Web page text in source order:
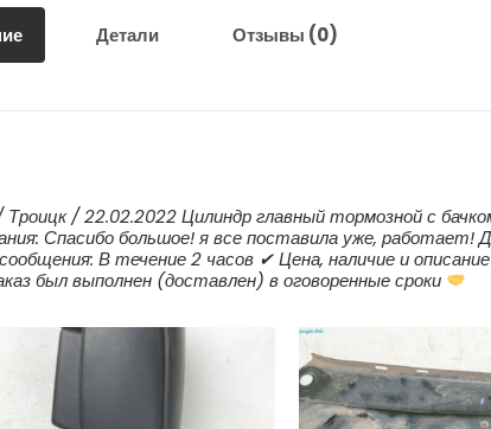
Meriva
Детали Отзывы (0)
/ 22.02.2022 Цилиндр главный тормозной с бачком
Спасибо большое! я все поставила уже, работает!
В течение 2 часов ✔ Цена, наличие и
был выполнен (доставлен) в оговоренные сроки